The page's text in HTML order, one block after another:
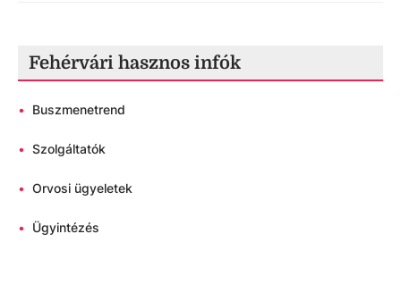
Fehérvári hasznos infók
• Buszmenetrend
• Szolgáltatók
• Orvosi ügyeletek
• Ügyintézés